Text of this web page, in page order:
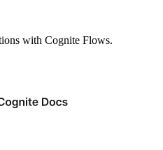
with Cognite Flows.